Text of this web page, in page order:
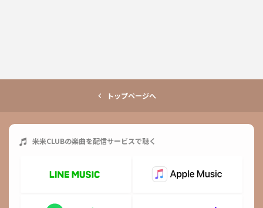
トップページへ
米米CLUBの楽曲を配信サービスで聴く